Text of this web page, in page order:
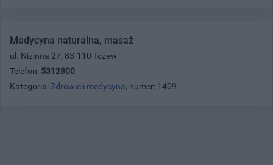
Medycyna naturalna, masaż
ul. Nizinna 27, 83-110 Tczew
Telefon: 5312800
Kategoria: Zdrowie i medycyna, numer: 1409